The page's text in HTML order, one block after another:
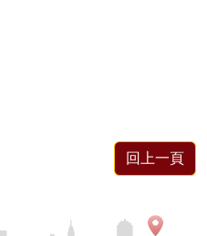
回上一頁